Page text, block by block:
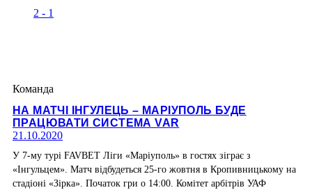
2 - 1
Команда
НА МАТЧІ ІНГУЛЕЦЬ – МАРІУПОЛЬ БУДЕ
ПРАЦЮВАТИ СИСТЕМА VAR
21.10.2020
У 7-му турі FAVBET Ліги «Маріуполь» в гостях зіграє з
«Інгульцем». Матч відбудеться 25-го жовтня в Кропивницькому на
стадіоні «Зірка». Початок гри о 14:00. Комітет арбітрів УАФ